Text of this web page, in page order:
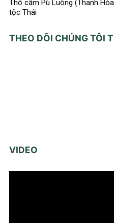
Thổ cẩm Pù Luông (Thanh
tộc Thái
THEO DÕI CHÚNG TÔI
VIDEO